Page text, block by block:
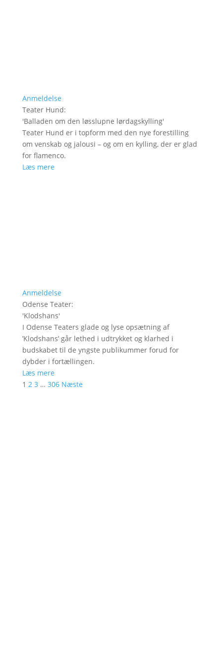
Anmeldelse
Teater Hund:
'Balladen om den løsslupne lørdagskylling'
Teater Hund er i topform med den nye forestilling
om venskab og jalousi – og om en kylling, der er glad
for flamenco.
Læs mere
Anmeldelse
Odense Teater:
'Klodshans'
I Odense Teaters glade og lyse opsætning af
’Klodshans’ går lethed i udtrykket og klarhed i
budskabet til de yngste publikummer forud for
dybder i fortællingen.
Læs mere
1 2 3 … 306 Næste